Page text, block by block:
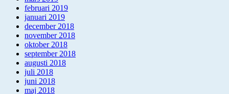
februari 2019
januari 2019
december 2018
november 2018
oktober 2018
september 2018
augusti 2018
juli 2018
juni 2018
maj 2018